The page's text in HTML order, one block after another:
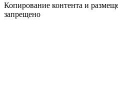
Копирование контента и
запрещено